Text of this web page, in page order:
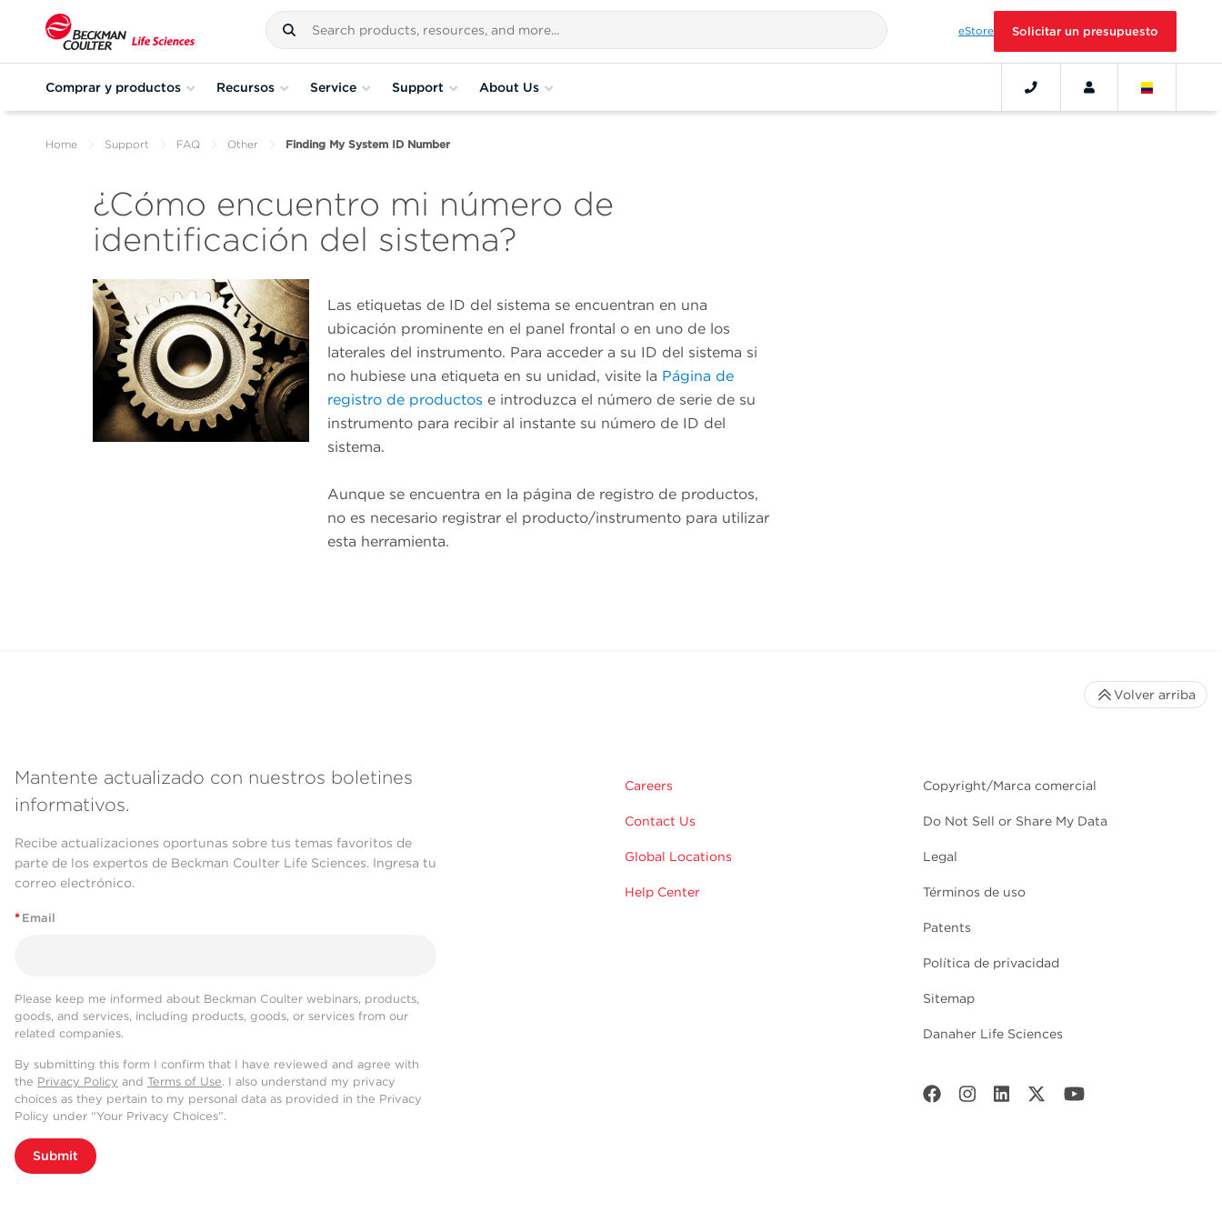
eStore Solicitar un presupuesto
Comprar y productos Recursos Service Support About Us
Home Support FAQ Other Finding My System ID Number
¿Cómo encuentro mi número de
identificación del sistema?
Las etiquetas de ID del sistema se encuentran en una
ubicación prominente en el panel frontal o en uno de los
laterales del instrumento. Para acceder a su ID del sistema si
no hubiese una etiqueta en su unidad, visite la Página de
registro de productos e introduzca el número de serie de su
instrumento para recibir al instante su número de ID del
sistema.
Aunque se encuentra en la página de registro de productos,
no es necesario registrar el producto/instrumento para utilizar
esta herramienta.
Mantente actualizado con nuestros boletines
informativos.
Recibe actualizaciones oportunas sobre tus temas favoritos de
parte de los expertos de Beckman Coulter Life Sciences. Ingresa tu
correo electrónico.
* Email
Please keep me informed about Beckman Coulter webinars, products,
goods, and services, including products, goods, or services from our
related companies.
By submitting this form I confirm that I have reviewed and agree with
the Privacy Policy and Terms of Use. I also understand my privacy
choices as they pertain to my personal data as provided in the Privacy
Policy under “Your Privacy Choices”.
Submit
Careers
Contact Us
Global Locations
Help Center
Copyright/Marca comercial
Do Not Sell or Share My Data
Legal
Términos de uso
Patents
Política de privacidad
Sitemap
Danaher Life Sciences
Volver arriba